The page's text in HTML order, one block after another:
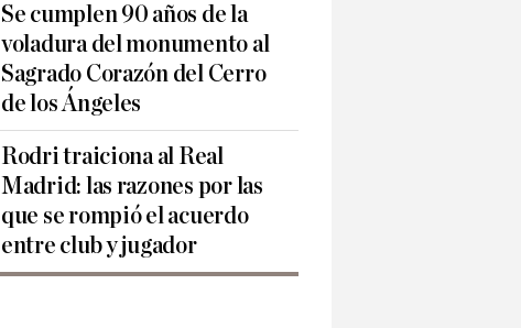
Se cumplen 90 años de la
voladura del monumento al
Sagrado Corazón del Cerro
de los Ángeles
Rodri traiciona al Real
Madrid: las razones por las
que se rompió el acuerdo
entre club y jugador